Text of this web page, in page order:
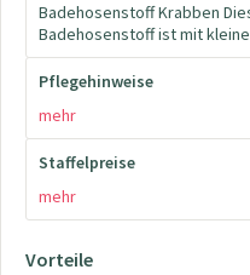
Badehosenstoff Krabben
Badehosenstoff ist mit
Pflegehinweise
mehr
Staffelpreise
mehr
Vorteile